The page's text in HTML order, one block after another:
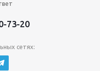
73-20
сетях: